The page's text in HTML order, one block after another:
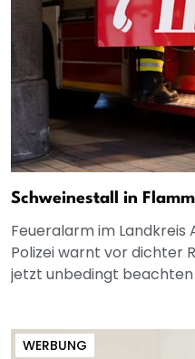
Schweinestall in
Feueralarm im Landkreis
Polizei warnt vor dichter
jetzt unbedingt beachten
WERBUNG